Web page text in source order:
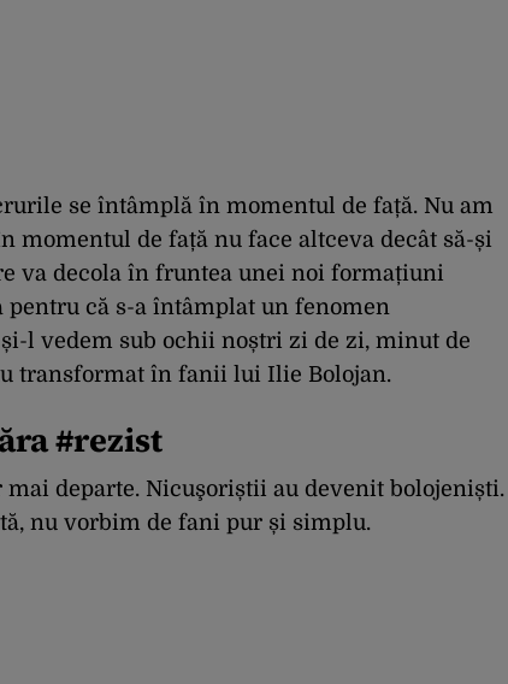
se întâmplă în momentul de față. Nu am
momentul de față nu face altceva decât să-și
va decola în fruntea unei noi formațiuni
pentru că s-a întâmplat un fenomen
l vedem sub ochii noștri zi de zi, minut de
transformat în fanii lui Ilie Bolojan.
#rezist
mai departe. Nicuşoriștii au devenit bolojeniști.
nu vorbim de fani pur și simplu.